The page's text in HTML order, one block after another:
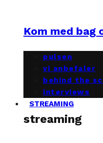
Kom med bag
pulsen
vi anbefaler
behind the
interviews
STREAMING
streaming